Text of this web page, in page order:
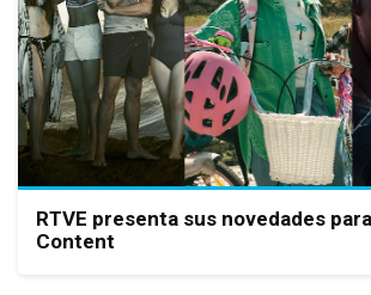
RTVE presenta sus novedades
Content